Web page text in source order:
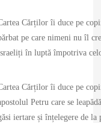
Cărților îi duce pe
pe care nimeni nu îl
în luptă împotriva
Cărților îi duce pe
Petru care se
iertare și înțelegere de